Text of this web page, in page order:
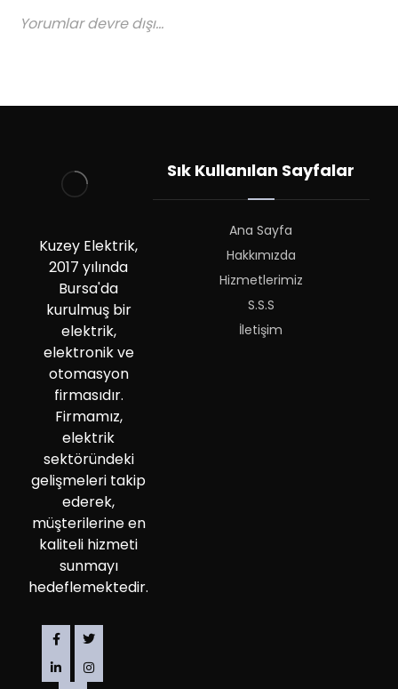
Yorumlar devre dışı...
Kuzey Elektrik,
2017 yılında
Bursa'da
kurulmuş bir
elektrik,
elektronik ve
otomasyon
firmasıdır.
Firmamız,
elektrik
sektöründeki
gelişmeleri takip
ederek,
müşterilerine en
kaliteli hizmeti
sunmayı
hedeflemektedir.
Sık Kullanılan Sayfalar
Ana Sayfa
Hakkımızda
Hizmetlerimiz
S.S.S
İletişim